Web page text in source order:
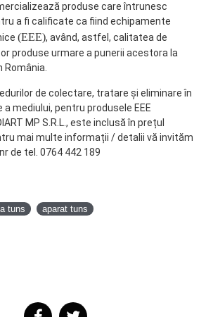
produse care întrunesc
a fi calificate ca fiind echipamente
(EEE), având, astfel, calitatea de
produse urmare a punerii acestora la
România.
de colectare, tratare și eliminare în
mediului, pentru produsele EEE
MP S.R.L., este inclusă în prețul
mai multe informații / detalii vă invităm
de tel. 0764 442 189
tuns aparat tuns